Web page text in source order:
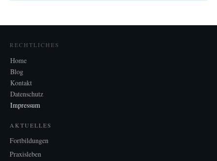
RECHTLICHES
Home
Blog
Kontakt
Datenschutz
Impressum
AKTUELLES
Fortbildungen
Praxisleben